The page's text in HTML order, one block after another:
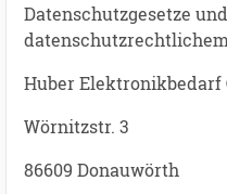
Datenschutzgesetze
Huber Elektronikbedarf
Wörnitzstr. 3
86609 Donauwörth